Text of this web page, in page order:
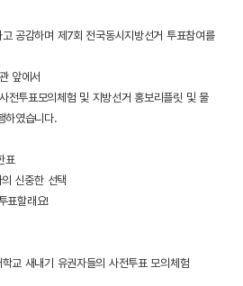
공감하며 제7회 전국동시지방선거 투표참여를
앞에서
전투표모의체험 및 지방선거 홍보리플릿 및 물
하였습니다.
표
신중한 선택
표할래요!
교 새내기 유권자들의 사전투표 모의체험